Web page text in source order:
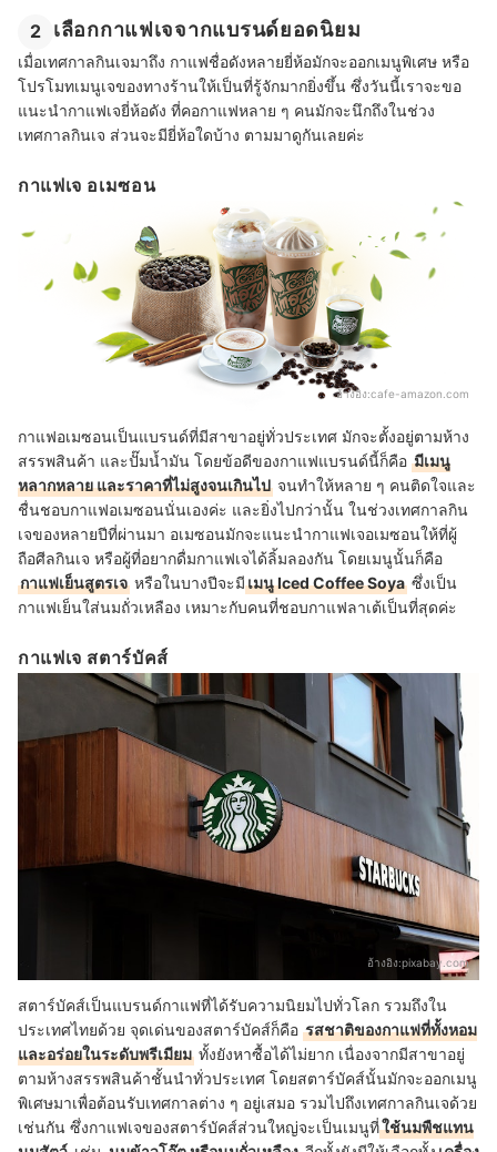
2 เลือกกาแฟเจจากแบรนด์ยอดนิยม
เมื่อเทศกาลกินเจมาถึง กาแฟชื่อดังหลายยี่ห้อมักจะออกเมนูพิเศษ หรือ
โปรโมทเมนูเจของทางร้านให้เป็นที่รู้จักมากยิ่งขึ้น ซึ่งวันนี้เราจะขอ
แนะนำกาแฟเจยี่ห้อดัง ที่คอกาแฟหลาย ๆ คนมักจะนึกถึงในช่วง
เทศกาลกินเจ ส่วนจะมียี่ห้อใดบ้าง ตามมาดูกันเลยค่ะ
กาแฟเจ อเมซอน
อ้างอิง:cafe-amazon.com
กาแฟอเมซอนเป็นแบรนด์ที่มีสาขาอยู่ทั่วประเทศ มักจะตั้งอยู่ตามห้าง
สรรพสินค้า และปั๊มน้ำมัน โดยข้อดีของกาแฟแบรนด์นี้ก็คือ มีเมนู
หลากหลาย และราคาที่ไม่สูงจนเกินไป จนทำให้หลาย ๆ คนติดใจและ
ชื่นชอบกาแฟอเมซอนนั่นเองค่ะ และยิ่งไปกว่านั้น ในช่วงเทศกาลกิน
เจของหลายปีที่ผ่านมา อเมซอนมักจะแนะนำกาแฟเจอเมซอนให้ที่ผู้
ถือศีลกินเจ หรือผู้ที่อยากดื่มกาแฟเจได้ลิ้มลองกัน โดยเมนูนั้นก็คือ
กาแฟเย็นสูตรเจ หรือในบางปีจะมีเมนู Iced Coffee Soya ซึ่งเป็น
กาแฟเย็นใส่นมถั่วเหลือง เหมาะกับคนที่ชอบกาแฟลาเต้เป็นที่สุดค่ะ
กาแฟเจ สตาร์บัคส์
อ้างอิง:pixabay.com
สตาร์บัคส์เป็นแบรนด์กาแฟที่ได้รับความนิยมไปทั่วโลก รวมถึงใน
ประเทศไทยด้วย จุดเด่นของสตาร์บัคส์ก็คือ รสชาติของกาแฟที่ทั้งหอม
และอร่อยในระดับพรีเมียม ทั้งยังหาซื้อได้ไม่ยาก เนื่องจากมีสาขาอยู่
ตามห้างสรรพสินค้าชั้นนำทั่วประเทศ โดยสตาร์บัคส์นั้นมักจะออกเมนู
พิเศษมาเพื่อต้อนรับเทศกาลต่าง ๆ อยู่เสมอ รวมไปถึงเทศกาลกินเจด้วย
เช่นกัน ซึ่งกาแฟเจของสตาร์บัคส์ส่วนใหญ่จะเป็นเมนูที่ใช้นมพืชแทน